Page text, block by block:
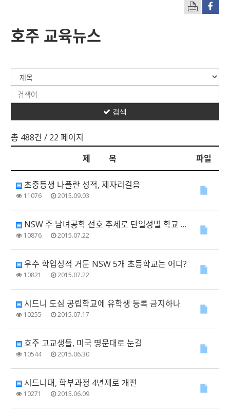
호주 교육뉴스
총 488건 / 22 페이지
검색
제 목 파일
초중등생 나플란 성적, 제자리걸음
11076 2015.09.03
NSW 주 남녀공학 선호 추세로 단일성별 학교 감소
10876 2015.07.22
우수 학업성적 거둔 NSW 5개 초등학교는 어디?
10821 2015.07.22
시드니 도심 공립학교에 유학생 등록 금지하나
10255 2015.07.17
호주 고교생들, 미국 명문대로 눈길
10544 2015.06.30
시드니대, 학부과정 4년제로 개편
10271 2015.06.09